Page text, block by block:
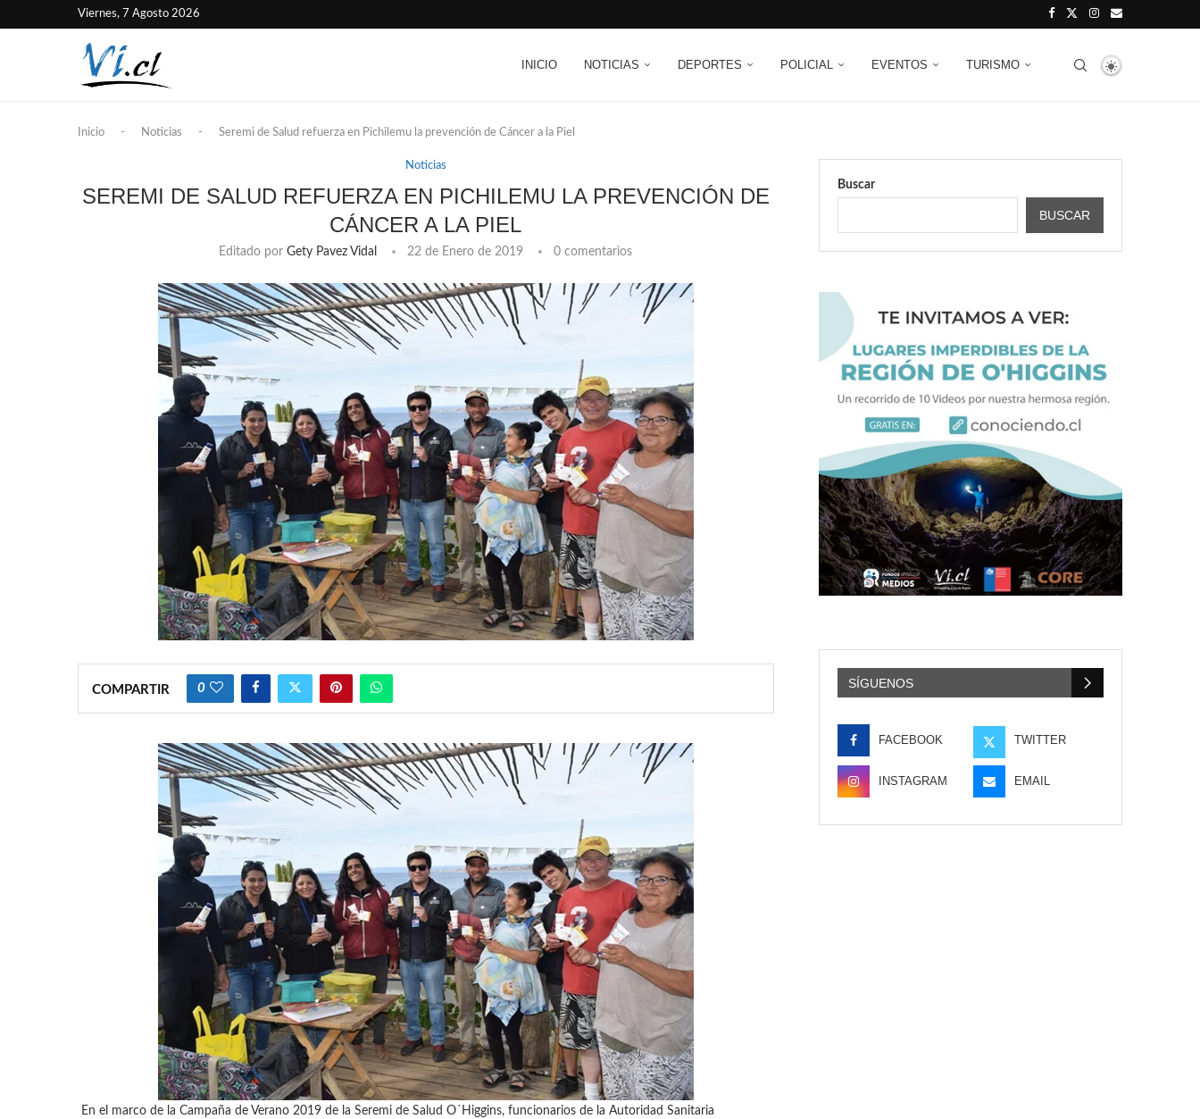
Viernes, 7 Agosto 2026
INICIO NOTICIAS DEPORTES POLICIAL EVENTOS TURISMO
Inicio - Noticias - Seremi de Salud refuerza en Pichilemu la prevención de Cáncer a la Piel
Noticias
SEREMI DE SALUD REFUERZA EN PICHILEMU LA PREVENCIÓN DE
CÁNCER A LA PIEL
Editado porGety Pavez Vidal 22 de Enero de 2019 0 comentarios
COMPARTIR 0
En el marco de la Campaña de Verano 2019 de la Seremi de Salud O´Higgins, funcionarios de la Autoridad Sanitaria
Buscar
BUSCAR
SÍGUENOS
FACEBOOK TWITTER
INSTAGRAM EMAIL